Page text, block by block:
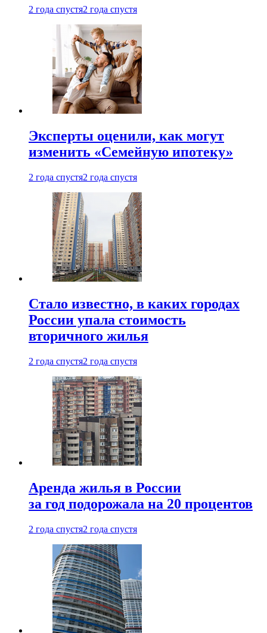
2 года спустя2 года спустя
Эксперты оценили, как могут
изменить «Семейную ипотеку»
2 года спустя2 года спустя
Стало известно, в каких городах
России упала стоимость
вторичного жилья
2 года спустя2 года спустя
Аренда жилья в России
за год подорожала на 20 процентов
2 года спустя2 года спустя